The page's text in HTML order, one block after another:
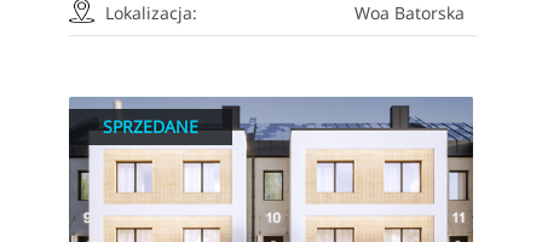
Lokalizacja:
Woa Batorska
SPRZEDANE